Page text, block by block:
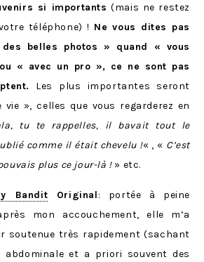
si importants (mais ne restez
téléphone) ! Ne vous dites pas
belles photos » quand « vous
« avec un pro », ce ne sont pas
Les plus importantes seront
», celles que vous regarderez en
tu te rappelles, il bavait tout le
comme il était chevelu !« , « C’est
plus ce jour-là !» etc.
Bandit Original: portée à peine
mon accouchement, elle m’a
soutenue très rapidement (sachant
abdominale et a priori souvent des